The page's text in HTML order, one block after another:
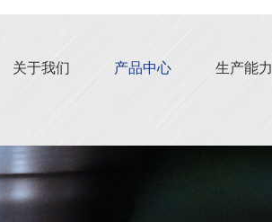
关于我们 产品中心 生产能力